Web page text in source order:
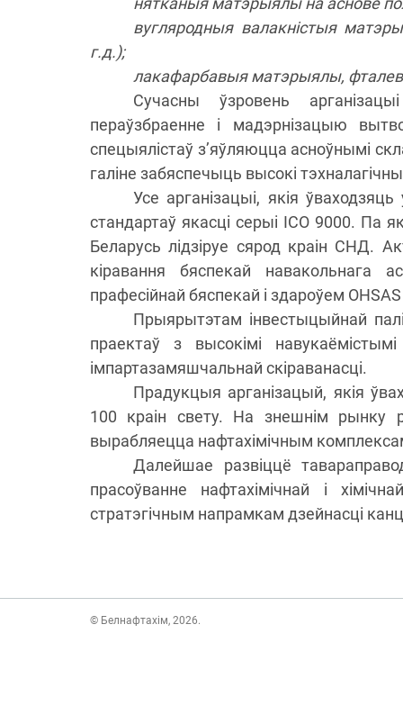
вугляродныя валакністыя
г.д.);
лакафарбавыя матэрыялы,
Сучасны ўзровень
пераўзбраенне і мадэрнізацыю
спецыялістаў з’яўляюцца асноўнымі
галіне забяспечыць высокі
Усе арганізацыі, якія
стандартаў якасці серыі ІСО 9000. Па
Беларусь лідзіруе сярод краін СНД.
кіравання бяспекай навакольнага
прафесійнай бяспекай і здароўем
Прыярытэтам інвестыцыйнай
праектаў з высокімі
імпартазамяшчальнай скіраванасці.
Прадукцыя арганізацый, якія
100 краін свету. На знешнім рынку
вырабляецца нафтахімічным
Далейшае развіццё
прасоўванне нафтахімічнай і
стратэгічным напрамкам дзейнасці
© Белнафтахім, 2026.